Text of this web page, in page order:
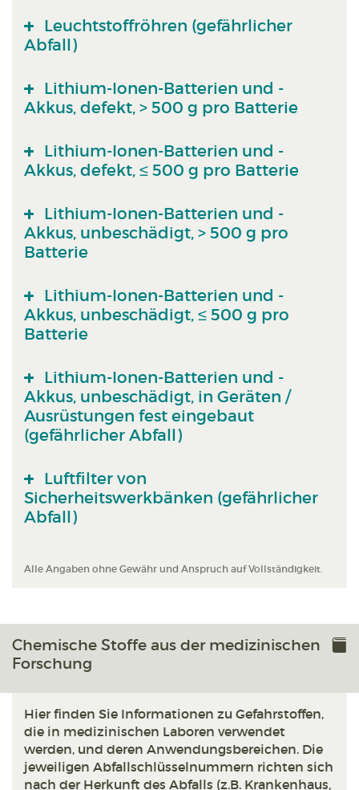
Leuchtstoffröhren (gefährlicher
Abfall)
Lithium-Ionen-Batterien und -
Akkus, defekt, > 500 g pro Batterie
Lithium-Ionen-Batterien und -
Akkus, defekt, ≤ 500 g pro Batterie
Lithium-Ionen-Batterien und -
Akkus, unbeschädigt, > 500 g pro
Batterie
Lithium-Ionen-Batterien und -
Akkus, unbeschädigt, ≤ 500 g pro
Batterie
Lithium-Ionen-Batterien und -
Akkus, unbeschädigt, in Geräten /
Ausrüstungen fest eingebaut
(gefährlicher Abfall)
Luftfilter von
Sicherheitswerkbänken (gefährlicher
Abfall)
Alle Angaben ohne Gewähr und Anspruch auf Vollständigkeit.
Chemische Stoffe aus der medizinischen
Forschung
Hier finden Sie Informationen zu Gefahrstoffen,
die in medizinischen Laboren verwendet
werden, und deren Anwendungsbereichen. Die
jeweiligen Abfallschlüsselnummern richten sich
nach der Herkunft des Abfalls (z.B. Krankenhaus,